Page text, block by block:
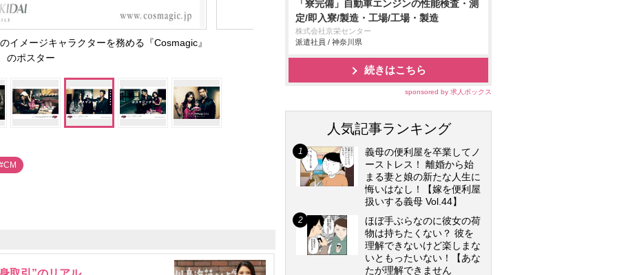
イメージキャラクターを務める『Cosmagic』
のポスター
「寮完備」自動車エンジンの性能検査・測
定/即入寮/製造・工場/工場・製造
株式会社京栄センター
派遣社員 / 神奈川県
続きはこちら
sponsored by 求人ボックス
人気記事ランキング
義母の便利屋を卒業してノ
ーストレス！ 離婚から始
まる妻と娘の新たな人生に
悔いはなし！【嫁を便利屋
扱いする義母 Vol.44】
ほぼ手ぶらなのに彼女の荷
物は持ちたくない？ 彼を
理解できないけど楽しまな
いともったいない！【あな
たが理解できません